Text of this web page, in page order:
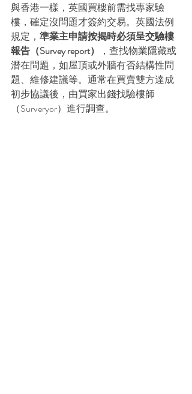
與香港一樣，英國買樓前需找專家驗
樓，確定沒問題才簽約交易。英國法例
規定， 準業主申請按揭時必須呈交驗樓
報告（Survey report）
，查找物業隱藏或
潛在問題，如屋頂或外牆有否結構性問
題、維修建議等。通常在買賣雙方達成
初步協議後，由買家出錢找驗樓師
（Surveryor）進行調查。